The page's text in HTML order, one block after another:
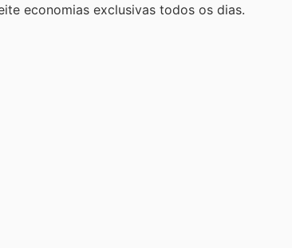
economias exclusivas todos os dias.